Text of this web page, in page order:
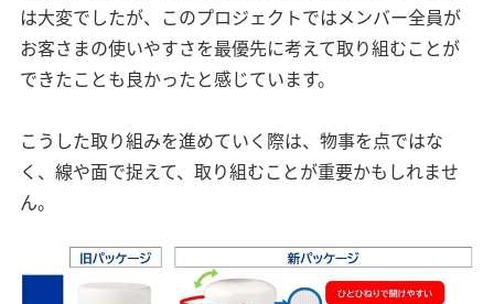
は大変でしたが、このプロジェクトではメンバー全員が
お客さまの使いやすさを最優先に考えて取り組むことが
できたことも良かったと感じています。
こうした取り組みを進めていく際は、物事を点ではな
く、線や面で捉えて、取り組むことが重要かもしれませ
ん。